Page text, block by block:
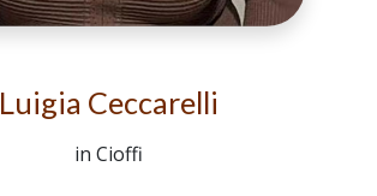
Luigia Ceccarelli
in Cioffi